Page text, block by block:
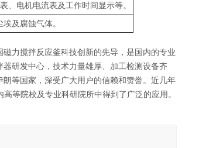
电机电流表及工作时间显示等。
及腐蚀气体。
力搅拌反应釜科技创新的先导，是国内的专业
研发中心，技术力量雄厚、加工检测设备齐
等国家，深受广大用户的信赖和赞誉。近几年
等院校及专业科研院所中得到了广泛的应用。